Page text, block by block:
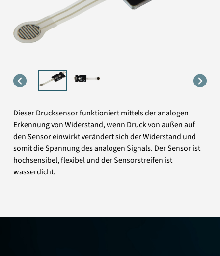
Dieser Drucksensor funktioniert mittels der analogen
Erkennung von Widerstand, wenn Druck von außen auf
den Sensor einwirkt verändert sich der Widerstand und
somit die Spannung des analogen Signals. Der Sensor ist
hochsensibel, flexibel und der Sensorstreifen ist
wasserdicht.